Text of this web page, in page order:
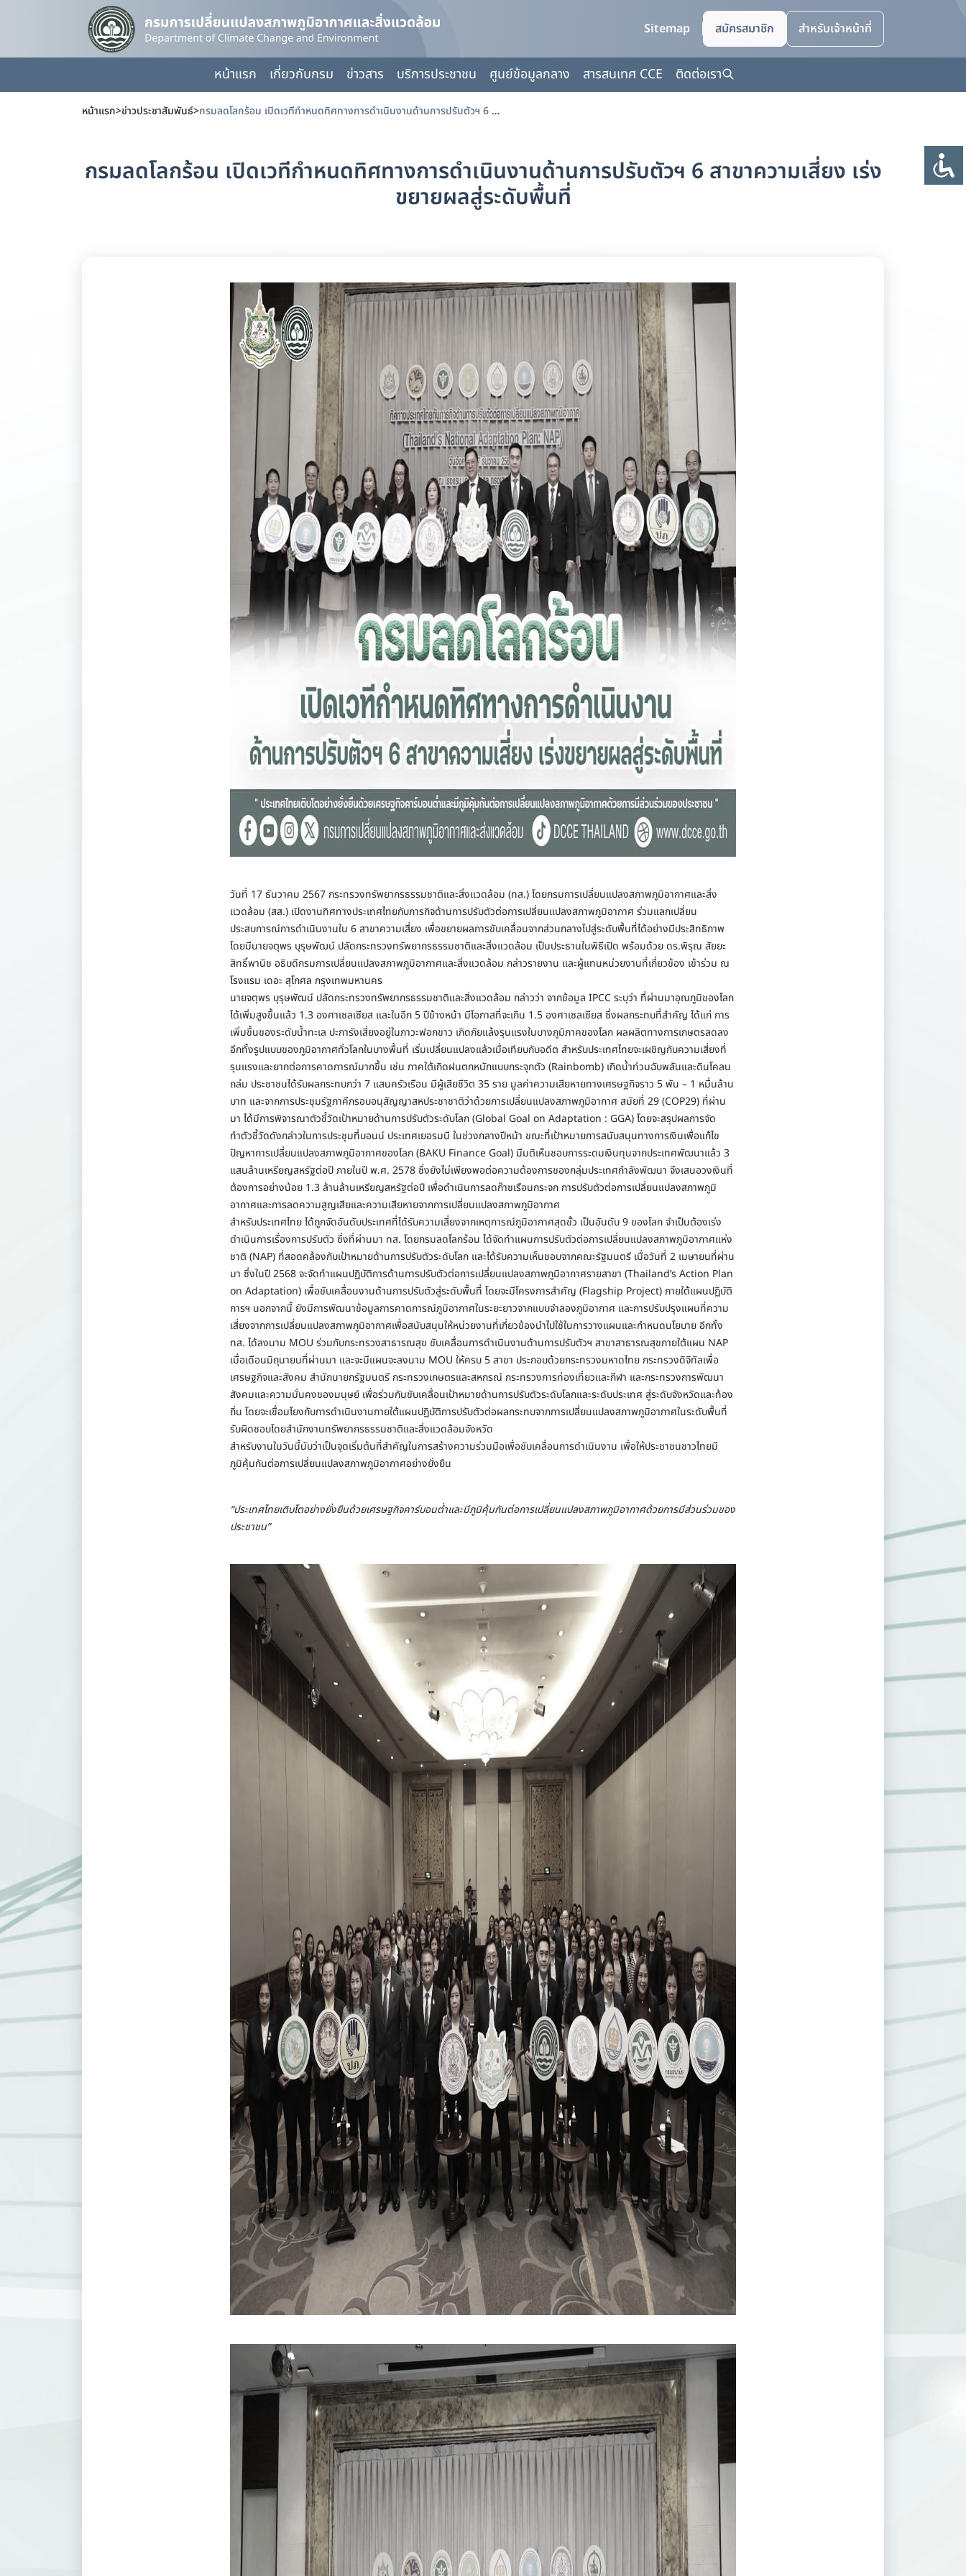
Sitemap สมัครสมาชิก สำหรับเจ้าหน้าที่
หน้าแรก เกี่ยวกับกรม ข่าวสาร บริการประชาชน ศูนย์ข้อมูลกลาง สารสนเทศ CCE ติดต่อเรา
หน้าแรก>ข่าวประชาสัมพันธ์> กรมลดโลกร้อน เปิดเวทีกำหนดทิศทางการดำเนินงานด้านการปรับตัวฯ 6 สาขาความเสี่ยง เร่งขยายผลสู่ระดับพื้นที่
กรมลดโลกร้อน เปิดเวทีกำหนดทิศทางการดำเนินงานด้านการปรับตัวฯ 6 สาขาความเสี่ยง เร่ง
ขยายผลสู่ระดับพื้นที่
วันที่ 17 ธันวาคม 2567 กระทรวงทรัพยากรธรรมชาติและสิ่งแวดล้อม (ทส.) โดยกรมการเปลี่ยนแปลงสภาพภูมิอากาศและสิ่ง
แวดล้อม (สส.) เปิดงานทิศทางประเทศไทยกับภารกิจด้านการปรับตัวต่อการเปลี่ยนแปลงสภาพภูมิอากาศ ร่วมแลกเปลี่ยน
ประสบการณ์การดำเนินงานใน 6 สาขาความเสี่ยง เพื่อขยายผลการขับเคลื่อนจากส่วนกลางไปสู่ระดับพื้นที่ได้อย่างมีประสิทธิภาพ
โดยมีนายจตุพร บุรุษพัฒน์ ปลัดกระทรวงทรัพยากรธรรมชาติและสิ่งแวดล้อม เป็นประธานในพิธีเปิด พร้อมด้วย ดร.พิรุณ สัยยะ
สิทธิ์พานิช อธิบดีกรมการเปลี่ยนแปลงสภาพภูมิอากาศและสิ่งแวดล้อม กล่าวรายงาน และผู้แทนหน่วยงานที่เกี่ยวข้อง เข้าร่วม ณ
โรงแรม เดอะ สุโกศล กรุงเทพมหานคร
​นายจตุพร บุรุษพัฒน์ ปลัดกระทรวงทรัพยากรธรรมชาติและสิ่งแวดล้อม กล่าวว่า จากข้อมูล IPCC ระบุว่า ที่ผ่านมาอุณภูมิของโลก
ได้เพิ่มสูงขึ้นแล้ว 1.3 องศาเซลเซียส และในอีก 5 ปีข้างหน้า มีโอกาสที่จะเกิน 1.5 องศาเซลเซียส ซึ่งผลกระทบที่สำคัญ ได้แก่ การ
เพิ่มขึ้นของระดับน้ำทะเล ปะการังเสี่ยงอยู่ในภาวะฟอกขาว เกิดภัยแล้งรุนแรงในบางภูมิภาคของโลก ผลผลิตทางการเกษตรลดลง
อีกทั้งรูปแบบของภูมิอากาศทั่วโลกในบางพื้นที่ เริ่มเปลี่ยนแปลงแล้วเมื่อเทียบกับอดีต สำหรับประเทศไทยจะเผชิญกับความเสี่ยงที่
รุนแรงและยากต่อการคาดการณ์มากขึ้น เช่น ภาคใต้เกิดฝนตกหนักแบบกระจุกตัว (Rainbomb) เกิดน้ำท่วมฉับพลันและดินโคลน
ถล่ม ประชาชนได้รับผลกระทบกว่า 7 แสนครัวเรือน มีผู้เสียชีวิต 35 ราย มูลค่าความเสียหายทางเศรษฐกิจราว 5 พัน – 1 หมื่นล้าน
บาท และจากการประชุมรัฐภาคีกรอบอนุสัญญาสหประชาชาติว่าด้วยการเปลี่ยนแปลงสภาพภูมิอากาศ สมัยที่ 29 (COP29) ที่ผ่าน
มา ได้มีการพิจารณาตัวชี้วัดเป้าหมายด้านการปรับตัวระดับโลก (Global Goal on Adaptation : GGA) โดยจะสรุปผลการจัด
ทำตัวชี้วัดดังกล่าวในการประชุมที่บอนน์ ประเทศเยอรมนี ในช่วงกลางปีหน้า ขณะที่เป้าหมายการสนับสนุนทางการเงินเพื่อแก้ไข
ปัญหาการเปลี่ยนแปลงสภาพภูมิอากาศของโลก (BAKU Finance Goal) มีมติเห็นชอบการระดมเงินทุนจากประเทศพัฒนาแล้ว 3
แสนล้านเหรียญสหรัฐต่อปี ภายในปี พ.ศ. 2578 ซึ่งยังไม่เพียงพอต่อความต้องการของกลุ่มประเทศกำลังพัฒนา จึงเสนอวงเงินที่
ต้องการอย่างน้อย 1.3 ล้านล้านเหรียญสหรัฐต่อปี เพื่อดำเนินการลดก๊าซเรือนกระจก การปรับตัวต่อการเปลี่ยนแปลงสภาพภูมิ
อากาศและการลดความสูญเสียและความเสียหายจากการเปลี่ยนแปลงสภาพภูมิอากาศ
สำหรับประเทศไทย ได้ถูกจัดอันดับประเทศที่ได้รับความเสี่ยงจากเหตุการณ์ภูมิอากาศสุดขั้ว เป็นอันดับ 9 ของโลก จำเป็นต้องเร่ง
ดำเนินการเรื่องการปรับตัว ซึ่งที่ผ่านมา ทส. โดยกรมลดโลกร้อน ได้จัดทำแผนการปรับตัวต่อการเปลี่ยนแปลงสภาพภูมิอากาศแห่ง
ชาติ (NAP) ที่สอดคล้องกับเป้าหมายด้านการปรับตัวระดับโลก และได้รับความเห็นชอบจากคณะรัฐมนตรี เมื่อวันที่ 2 เมษายนที่ผ่าน
มา ซึ่งในปี 2568 จะจัดทำแผนปฏิบัติการด้านการปรับตัวต่อการเปลี่ยนแปลงสภาพภูมิอากาศรายสาขา (Thailand’s Action Plan
on Adaptation) เพื่อขับเคลื่อนงานด้านการปรับตัวสู่ระดับพื้นที่ โดยจะมีโครงการสำคัญ (Flagship Project) ภายใต้แผนปฏิบัติ
การฯ นอกจากนี้ ยังมีการพัฒนาข้อมูลการคาดการณ์ภูมิอากาศในระยะยาวจากแบบจำลองภูมิอากาศ และการปรับปรุงแผนที่ความ
เสี่ยงจากการเปลี่ยนแปลงสภาพภูมิอากาศเพื่อสนับสนุนให้หน่วยงานที่เกี่ยวข้องนำไปใช้ในการวางแผนและกำหนดนโยบาย อีกทั้ง
ทส. ได้ลงนาม MOU ร่วมกับกระทรวงสาธารณสุข ขับเคลื่อนการดำเนินงานด้านการปรับตัวฯ สาขาสาธารณสุขภายใต้แผน NAP
เมื่อเดือนมิถุนายนที่ผ่านมา และจะมีแผนจะลงนาม MOU ให้ครบ 5 สาขา ประกอบด้วยกระทรวงมหาดไทย กระทรวงดิจิทัลเพื่อ
เศรษฐกิจและสังคม สำนักนายกรัฐมนตรี กระทรวงเกษตรและสหกรณ์ กระทรวงการท่องเที่ยวและกีฬา และกระทรวงการพัฒนา
สังคมและความมั่นคงของมนุษย์ เพื่อร่วมกันขับเคลื่อนเป้าหมายด้านการปรับตัวระดับโลกและระดับประเทศ สู่ระดับจังหวัดและท้อง
ถิ่น โดยจะเชื่อมโยงกับการดำเนินงานภายใต้แผนปฏิบัติการปรับตัวต่อผลกระทบจากการเปลี่ยนแปลงสภาพภูมิอากาศในระดับพื้นที่
รับผิดชอบโดยสำนักงานทรัพยากรธรรมชาติและสิ่งแวดล้อมจังหวัด
สำหรับงานในวันนี้นับว่าเป็นจุดเริ่มต้นที่สำคัญในการสร้างความร่วมมือเพื่อขับเคลื่อนการดำเนินงาน เพื่อให้ประชาชนชาวไทยมี
ภูมิคุ้มกันต่อการเปลี่ยนแปลงสภาพภูมิอากาศอย่างยั่งยืน
“ประเทศไทยเติบโตอย่างยั่งยืนด้วยเศรษฐกิจคาร์บอนต่ำและมีภูมิคุ้มกันต่อการเปลี่ยนแปลงสภาพภูมิอากาศด้วยการมีส่วนร่วมของ
ประชาชน”